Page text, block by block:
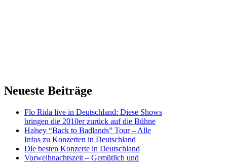
Neueste Beiträge
Flo Rida live in Deutschland: Diese Shows
bringen die 2010er zurück auf die Bühne
Halsey “Back to Badlands” Tour – Alle
Infos zu Konzerten in Deutschland
Die besten Konzerte in Deutschland
Vorweihnachtszeit – Gemütlich und